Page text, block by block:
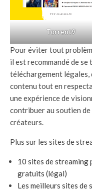
Torrent9
Pour éviter tout
il est recommandé de
téléchargement
contenu tout en
une expérience de
contribuer au soutien
créateurs.
Plus sur les sites de
10 sites de streaming
gratuits (légal)
Les meilleurs sites